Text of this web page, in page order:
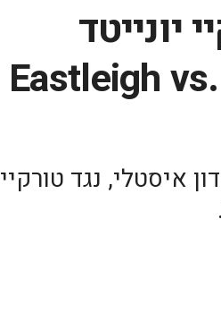
יונייטד
Eastleigh
איסטלי, נגד טורקיי